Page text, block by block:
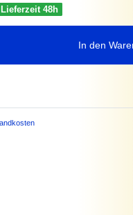
48h
In den